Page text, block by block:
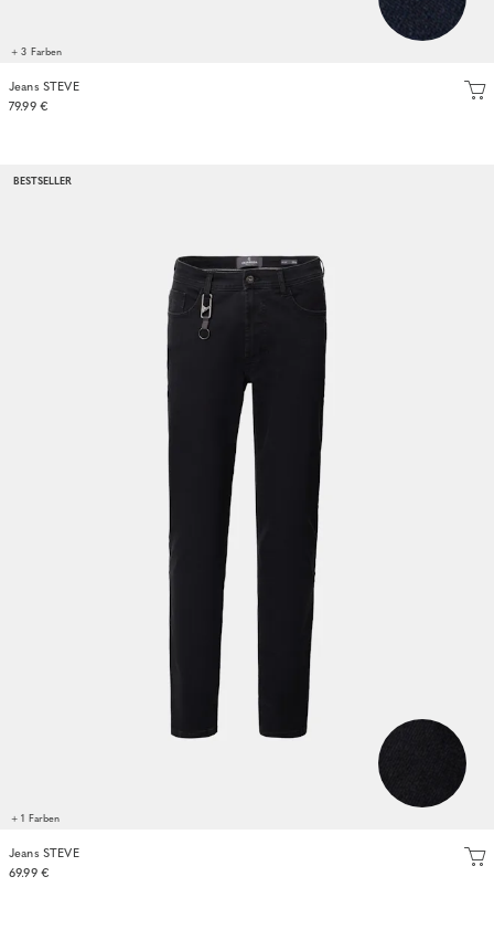
+ 3 Farben
Jeans STEVE
79.99 €
BESTSELLER
+ 1 Farben
Jeans STEVE
69.99 €